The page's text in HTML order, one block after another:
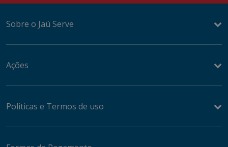
Sobre o Jaú Serve
Ações
Politicas e Termos de uso